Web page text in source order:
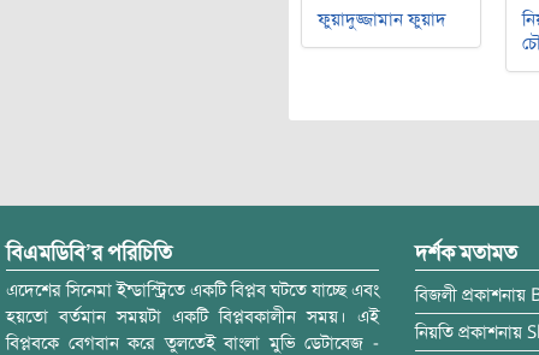
ফুয়াদুজ্জামান ফুয়াদ
বিএমডিবি’র পরিচিতি
এদেশের সিনেমা ইন্ডাস্ট্রিতে একটি বিপ্লব ঘটতে যাচ্ছে এবং
হয়তো বর্তমান সময়টা একটি বিপ্লবকালীন সময়। এই
বিপ্লবকে বেগবান করে তুলতেই বাংলা মুভি ডেটাবেজ -
দর্শক মতামত
বিজলী প্রকাশনায়
নিয়তি প্রকাশনায়